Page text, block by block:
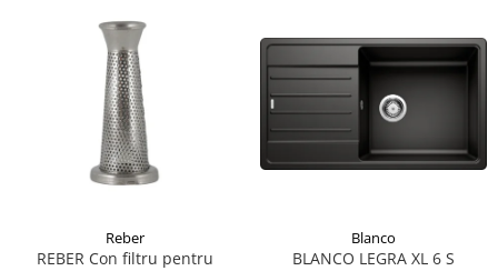
Reber
REBER Con filtru pentru
Blanco
BLANCO LEGRA XL 6 S